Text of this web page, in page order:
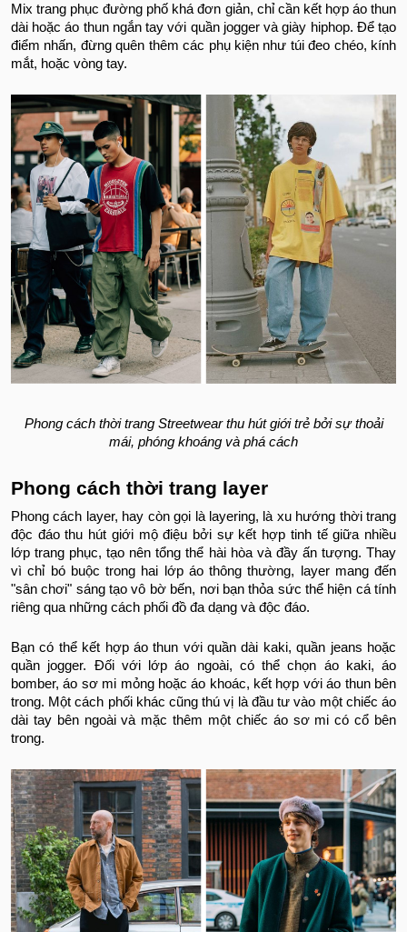
Mix trang phục đường phố khá đơn giản, chỉ cần kết hợp áo thun
dài hoặc áo thun ngắn tay với quần jogger và giày hiphop. Để tạo
điểm nhấn, đừng quên thêm các phụ kiện như túi đeo chéo, kính
mắt, hoặc vòng tay.
Phong cách thời trang Streetwear thu hút giới trẻ bởi sự thoải
mái, phóng khoáng và phá cách
Phong cách thời trang layer
Phong cách layer, hay còn gọi là layering, là xu hướng thời trang
độc đáo thu hút giới mộ điệu bởi sự kết hợp tinh tế giữa nhiều
lớp trang phục, tạo nên tổng thể hài hòa và đầy ấn tượng. Thay
vì chỉ bó buộc trong hai lớp áo thông thường, layer mang đến
"sân chơi" sáng tạo vô bờ bến, nơi bạn thỏa sức thể hiện cá tính
riêng qua những cách phối đồ đa dạng và độc đáo.
Bạn có thể kết hợp áo thun với quần dài kaki, quần jeans hoặc
quần jogger. Đối với lớp áo ngoài, có thể chọn áo kaki, áo
bomber, áo sơ mi mỏng hoặc áo khoác, kết hợp với áo thun bên
trong. Một cách phối khác cũng thú vị là đầu tư vào một chiếc áo
dài tay bên ngoài và mặc thêm một chiếc áo sơ mi có cổ bên
trong.